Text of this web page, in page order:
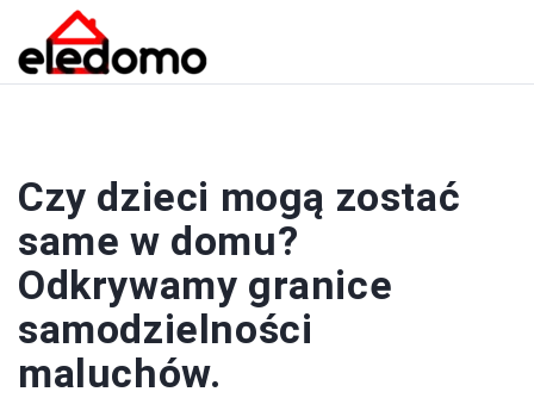
Czy dzieci mogą zostać
same w domu?
Odkrywamy granice
samodzielności
maluchów.